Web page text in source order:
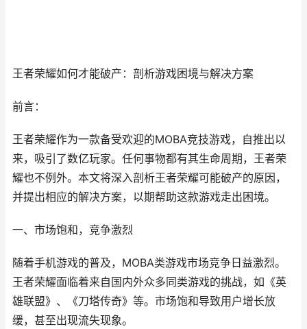
王者荣耀如何才能破产：剖析游戏困境与解决方案
前言：
王者荣耀作为一款备受欢迎的MOBA竞技游戏，自推出以
来，吸引了数亿玩家。任何事物都有其生命周期，王者荣
耀也不例外。本文将深入剖析王者荣耀可能破产的原因，
并提出相应的解决方案，以期帮助这款游戏走出困境。
一、市场饱和，竞争激烈
随着手机游戏的普及，MOBA类游戏市场竞争日益激烈。
王者荣耀面临着来自国内外众多同类游戏的挑战，如《英
雄联盟》、《刀塔传奇》等。市场饱和导致用户增长放
缓，甚至出现流失现象。